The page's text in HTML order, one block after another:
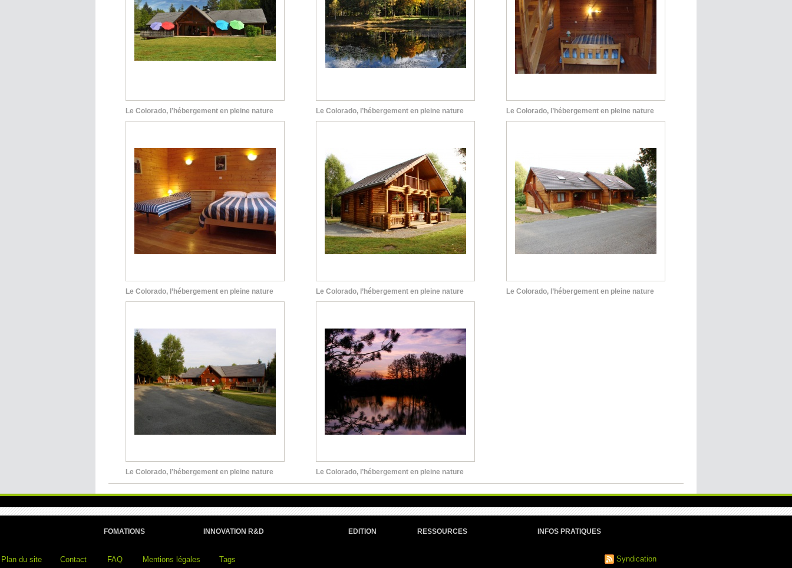
Le Colorado, l’hébergement en pleine nature Le Colorado, l’hébergement en pleine nature Le Colorado, l’hébergement en pleine nature
Le Colorado, l’hébergement en pleine nature Le Colorado, l’hébergement en pleine nature Le Colorado, l’hébergement en pleine nature
Le Colorado, l’hébergement en pleine nature Le Colorado, l’hébergement en pleine nature
FOMATIONS INNOVATION R&D EDITION RESSOURCES INFOS PRATIQUES
Plan du site Contact FAQ Mentions légales Tags Syndication